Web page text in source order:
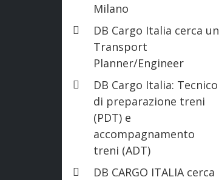
Milano
DB Cargo Italia cerca un
Transport
Planner/Engineer
DB Cargo Italia: Tecnico
di preparazione treni
(PDT) e
accompagnamento
treni (ADT)
DB CARGO ITALIA cerca